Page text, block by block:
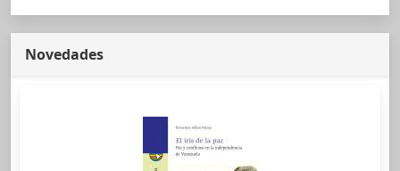
Novedades